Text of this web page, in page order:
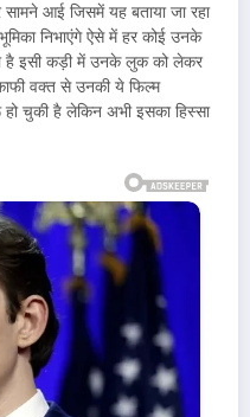
आई जिसमें यह बताया जा रहा
निभाएंगे ऐसे में हर कोई उनके
है इसी कड़ी में उनके लुक को लेकर
वक्त से उनकी ये फिल्म
चुकी है लेकिन अभी इसका हिस्सा